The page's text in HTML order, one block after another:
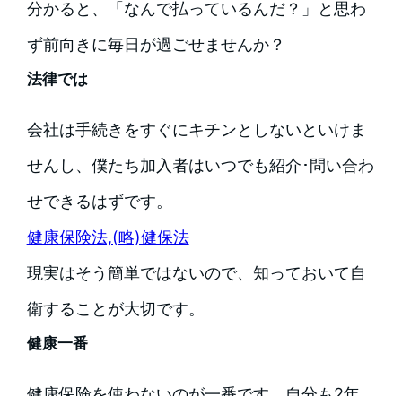
分かると、「なんで払っているんだ？」と思わ
ず前向きに毎日が過ごせませんか？
法律では
会社は手続きをすぐにキチンとしないといけま
せんし、僕たち加入者はいつでも紹介･問い合わ
せできるはずです。
健康保険法,(略)健保法
現実はそう簡単ではないので、知っておいて自
衛することが大切です。
健康一番